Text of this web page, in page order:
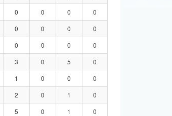
0 0 0
0
0 0 0
0
0 0 0
0
3 0 5
0
1 0 0
0
2 0 1
0
5 0 1
0